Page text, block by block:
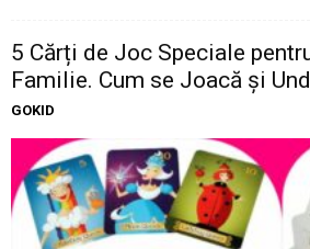
5 Cărți de Joc Speciale
Familie. Cum se Joacă și
GOKID